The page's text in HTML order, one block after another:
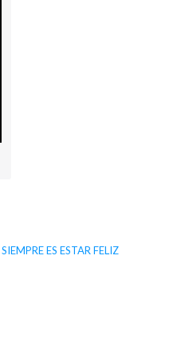
ES ESTAR FELIZ